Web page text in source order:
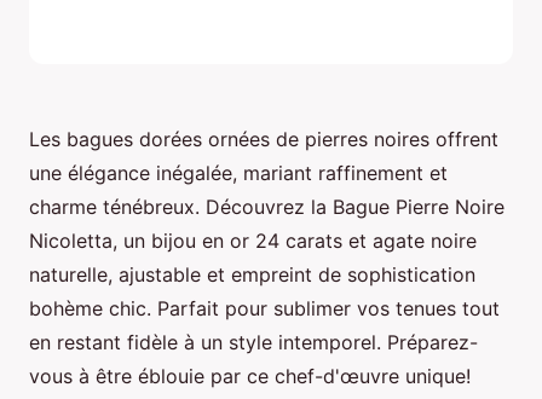
Les bagues dorées ornées de pierres noires offrent
une élégance inégalée, mariant raffinement et
charme ténébreux. Découvrez la Bague Pierre Noire
Nicoletta, un bijou en or 24 carats et agate noire
naturelle, ajustable et empreint de sophistication
bohème chic. Parfait pour sublimer vos tenues tout
en restant fidèle à un style intemporel. Préparez-
vous à être éblouie par ce chef-d'œuvre unique!